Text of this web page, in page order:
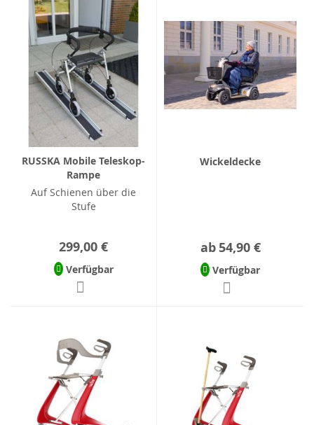
RUSSKA Mobile Teleskop-
Rampe
Auf Schienen über die
Stufe
299,00 €
Verfügbar
Wickeldecke
ab 54,90 €
Verfügbar